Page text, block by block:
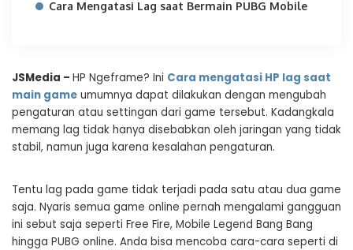
Cara Mengatasi Lag saat Bermain PUBG Mobile
JSMedia – HP Ngeframe? Ini Cara mengatasi HP lag saat
main game umumnya dapat dilakukan dengan mengubah
pengaturan atau settingan dari game tersebut. Kadangkala
memang lag tidak hanya disebabkan oleh jaringan yang tidak
stabil, namun juga karena kesalahan pengaturan.
Tentu lag pada game tidak terjadi pada satu atau dua game
saja. Nyaris semua game online pernah mengalami gangguan
ini sebut saja seperti Free Fire, Mobile Legend Bang Bang
hingga PUBG online. Anda bisa mencoba cara-cara seperti di